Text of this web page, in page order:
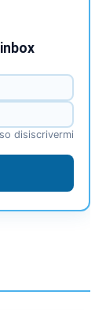
disiscrivermi